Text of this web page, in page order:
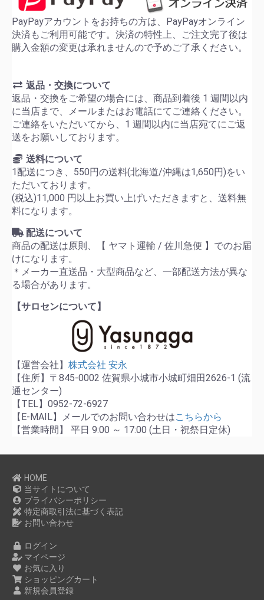
PayPayアカウントをお持ちの方は、PayPayオンライン
決済もご利用可能です。決済の特性上、ご注文完了後は
購入金額の変更は承れませんので予めご了承ください。
返品・交換について
返品・交換をご希望の場合には、商品到着後 1 週間以内
に当店まで、メールまたはお電話にてご連絡ください。
ご連絡をいただいてから、1 週間以内に当店宛てにご返
送をお願いしております。
送料について
1配送につき、550円の送料(北海道/沖縄は1,650円)をい
ただいております。
(税込)11,000 円以上お買い上げいただきますと、送料無
料になります。
配送について
商品の配送は原則、【 ヤマト運輸 / 佐川急便 】でのお届
けになります。
＊メーカー直送品・大型商品など、一部配送方法が異な
る場合があります。
【サロセンについて】
【運営会社】 株式会社 安永
【住所】〒845-0002 佐賀県小城市小城町畑田2626-1 (流
通センター)
【TEL】0952-72-6927
【E-MAIL】メールでのお問い合わせはこちらから
【営業時間】 平日 9:00 ～ 17:00 (土日・祝祭日定休)
HOME
当サイトについて
プライバシーポリシー
特定商取引法に基づく表記
お問い合わせ
ログイン
マイページ
お気に入り
ショッピングカート
新規会員登録